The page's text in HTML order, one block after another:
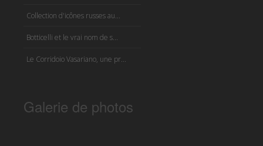
Collection d'icônes russes au...
Botticelli et le vrai nom de s...
Le Corridoio Vasariano, une pr...
Galerie de photos